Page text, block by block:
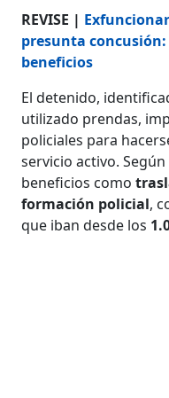
REVISE |
presunta
beneficios
El detenido,
utilizado prendas,
policiales para
servicio activo.
beneficios como
formación policial,
que iban desde los